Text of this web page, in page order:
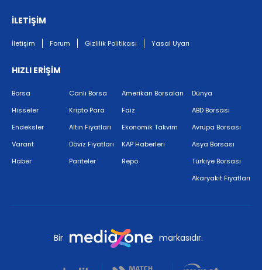
İLETİŞİM
İletişim Forum Gizlilik Politikası Yasal Uyarı
HIZLI ERİŞİM
Borsa
Hisseler
Endeksler
Varant
Haber
Canlı Borsa
Kripto Para
Altın Fiyatları
Döviz Fiyatları
Pariteler
Amerikan Borsaları
Faiz
Ekonomik Takvim
KAP Haberleri
Repo
Dünya
ABD Borsası
Avrupa Borsası
Asya Borsası
Türkiye Borsası
Akaryakıt Fiyatları
Bir markasıdır.